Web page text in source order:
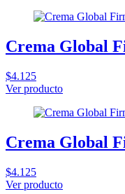
Crema Global
$4.125
Ver producto
Crema Global
$4.125
Ver producto